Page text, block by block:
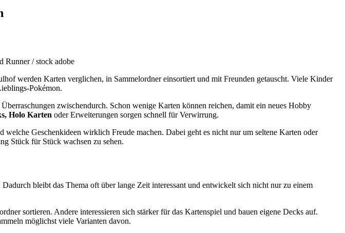
Runner / stock adobe
werden Karten verglichen, in Sammelordner einsortiert und mit Freunden getauscht. Viele Kinder
Pokémon.
zwischendurch. Schon wenige Karten können reichen, damit ein neues Hobby
Holo Karten oder Erweiterungen sorgen schnell für Verwirrung.
Geschenkideen wirklich Freude machen. Dabei geht es nicht nur um seltene Karten oder
Stück für Stück wachsen zu sehen.
bleibt das Thema oft über lange Zeit interessant und entwickelt sich nicht nur zu einem
sortieren. Andere interessieren sich stärker für das Kartenspiel und bauen eigene Decks auf.
möglichst viele Varianten davon.